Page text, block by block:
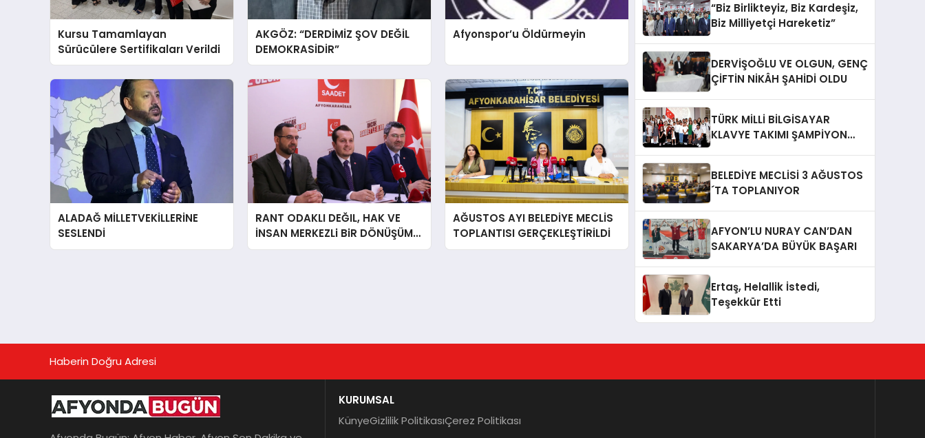
Kursu Tamamlayan
Sürücülere Sertifikaları Verildi
AKGÖZ: “DERDİMİZ ŞOV DEĞİL
DEMOKRASİDİR”
Afyonspor’u Öldürmeyin
ALADAĞ MİLLETVEKİLLERİNE
SESLENDİ
RANT ODAKLI DEĞIL, HAK VE
İNSAN MERKEZLi BiR DÖNÜŞÜM
İÇiN AFYONKARAHiSAR’IN
AĞUSTOS AYI BELEDİYE MECLİS
TOPLANTISI GERÇEKLEŞTİRİLDİ
“Biz Birlikteyiz, Biz Kardeşiz,
Biz Milliyetçi Hareketiz”
DERVİŞOĞLU VE OLGUN, GENÇ
ÇİFTİN NİKÂH ŞAHİDİ OLDU
TÜRK MİLLİ BİLGİSAYAR
KLAVYE TAKIMI ŞAMPİYON
BELEDİYE MECLİSİ 3 AĞUSTOS
´TA TOPLANIYOR
AFYON’LU NURAY CAN’DAN
SAKARYA’DA BÜYÜK BAŞARI
Ertaş, Helallik İstedi,
Teşekkür Etti
Haberin Doğru Adresi
KURUMSAL
KünyeGizlilik PolitikasıÇerez Politikası